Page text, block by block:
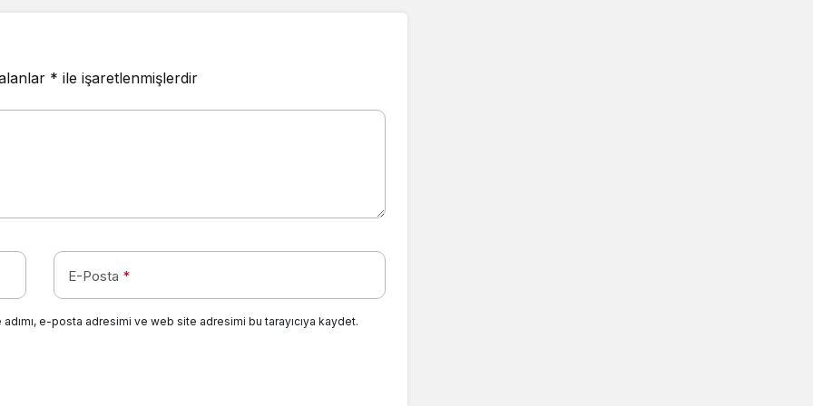
* ile işaretlenmişlerdir
E-Posta *
e-posta adresimi ve web site adresimi bu tarayıcıya kaydet.